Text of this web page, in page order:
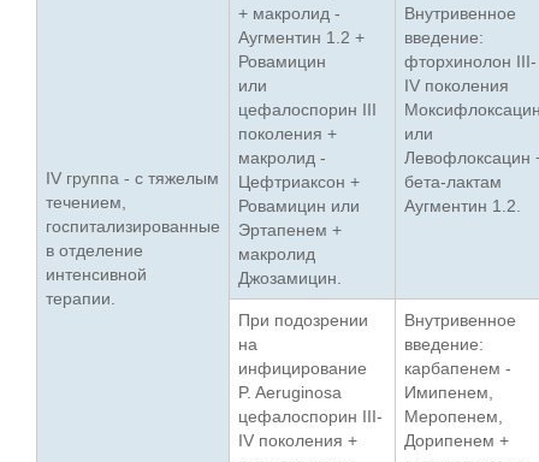
ІV группа - с тяжелым
течением,
госпитализированные
в отделение
интенсивной
терапии.
+ макролид -
Аугментин 1.2 +
Ровамицин
или
цефалоспорин ІІІ
поколения +
макролид -
Цефтриаксон +
Ровамицин или
Эртапенем +
макролид
Джозамицин.
Внутривенное
введение:
фторхинолон ІІІ-
ІV поколения
или
Левофлоксацин
бета-лактам
Аугментин 1.2.
При подозрении
на
инфицирование
P. Aeruginosa
цефалоспорин ІІІ-
ІV поколения +
Внутривенное
введение:
карбапенем -
Имипенем,
Меропенем,
Дорипенем +